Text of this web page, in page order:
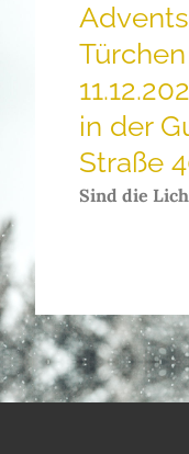
in der
Straße
Sind die